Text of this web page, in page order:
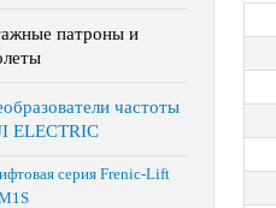
патроны и
частоты
ELECTRIC
серия Frenic-Lift